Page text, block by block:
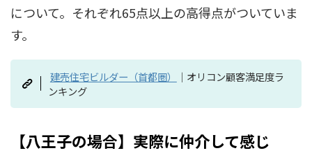
について。それぞれ65点以上の高得点がついていま
す。
建売住宅ビルダー（首都圏）
｜オリコン顧客満足度ラ
ンキング
【八王子の場合】実際に仲介して感じ